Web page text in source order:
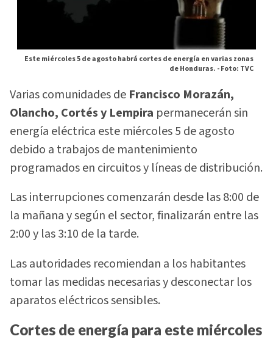
Este miércoles 5 de agosto habrá cortes de energía en varias zonas
de Honduras. -Foto: TVC
Varias comunidades de Francisco Morazán,
Olancho, Cortés y Lempira permanecerán sin
energía eléctrica este miércoles 5 de agosto
debido a trabajos de mantenimiento
programados en circuitos y líneas de distribución.
Las interrupciones comenzarán desde las 8:00 de
la mañana y según el sector, finalizarán entre las
2:00 y las 3:10 de la tarde.
Las autoridades recomiendan a los habitantes
tomar las medidas necesarias y desconectar los
aparatos eléctricos sensibles.
Cortes de energía para este miércoles